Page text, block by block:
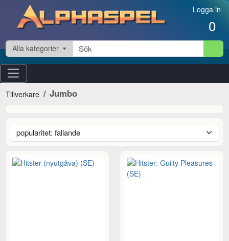
Hoppa till innehåll Logga in
0
Alla kategorier
Tillverkare Jumbo